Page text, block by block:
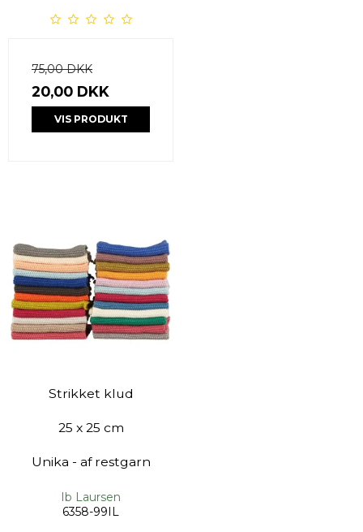
75,00 DKK
20,00 DKK
VIS PRODUKT
Strikket klud
25 x 25 cm
Unika - af restgarn
Ib Laursen
6358-99IL